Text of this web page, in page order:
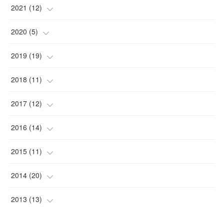
(1)
(1
( 1)
1)
(2)
(1
(1)
( 1)
2021 (12)
(1
(1)
( 1)
( 2)
4)
2020 (5)
(1)
( 1)
(1)
( 2)
2019 (19)
( 1)
(2)
( 3)
( 8)
2)
2018 (11)
(5)
( 1)
( 1)
(1)
1)
2017 (12)
(1)
( 4)
(1)
( 1)
2016 (14)
( 1)
(2)
(2)
2015 (11)
(2)
(3)
2014 (20)
(4)
2013 (13)